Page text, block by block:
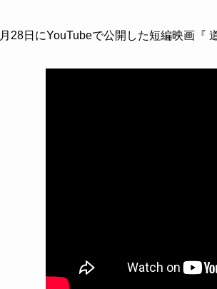
28日にYouTubeで公開した短編映画『